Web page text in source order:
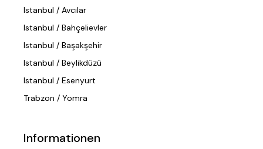
Istanbul / Avcılar
Istanbul / Bahçelievler
Istanbul / Başakşehir
Istanbul / Beylikdüzü
Istanbul / Esenyurt
Trabzon / Yomra
Informationen